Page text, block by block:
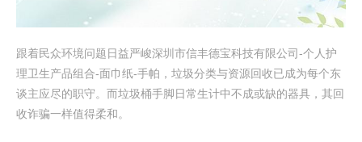
跟着民众环境问题日益严峻深圳市信丰德宝科技有限公司-个人护
理卫生产品组合-面巾纸-手帕，垃圾分类与资源回收已成为每个东
谈主应尽的职守。而垃圾桶手脚日常生计中不成或缺的器具，其回
收诈骗一样值得柔和。